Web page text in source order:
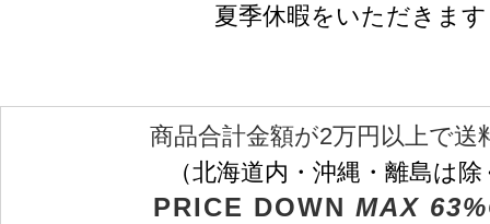
夏季休暇をいただきます
商品合計金額が2万円以上で送
（北海道内・沖縄・離島は
PRICE DOWN MAX